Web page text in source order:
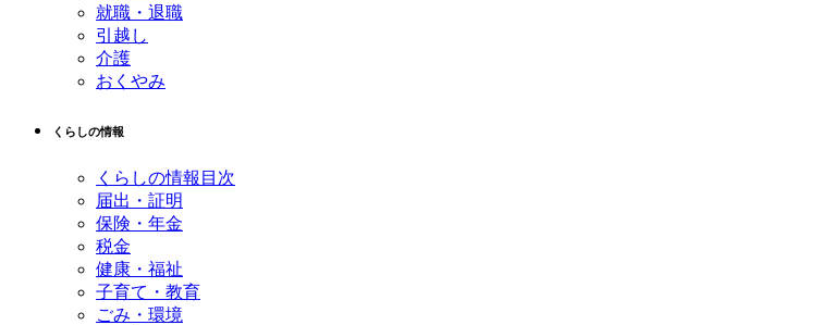
就職・退職
引越し
介護
おくやみ
くらしの情報
くらしの情報目次
届出・証明
保険・年金
税金
健康・福祉
子育て・教育
ごみ・環境